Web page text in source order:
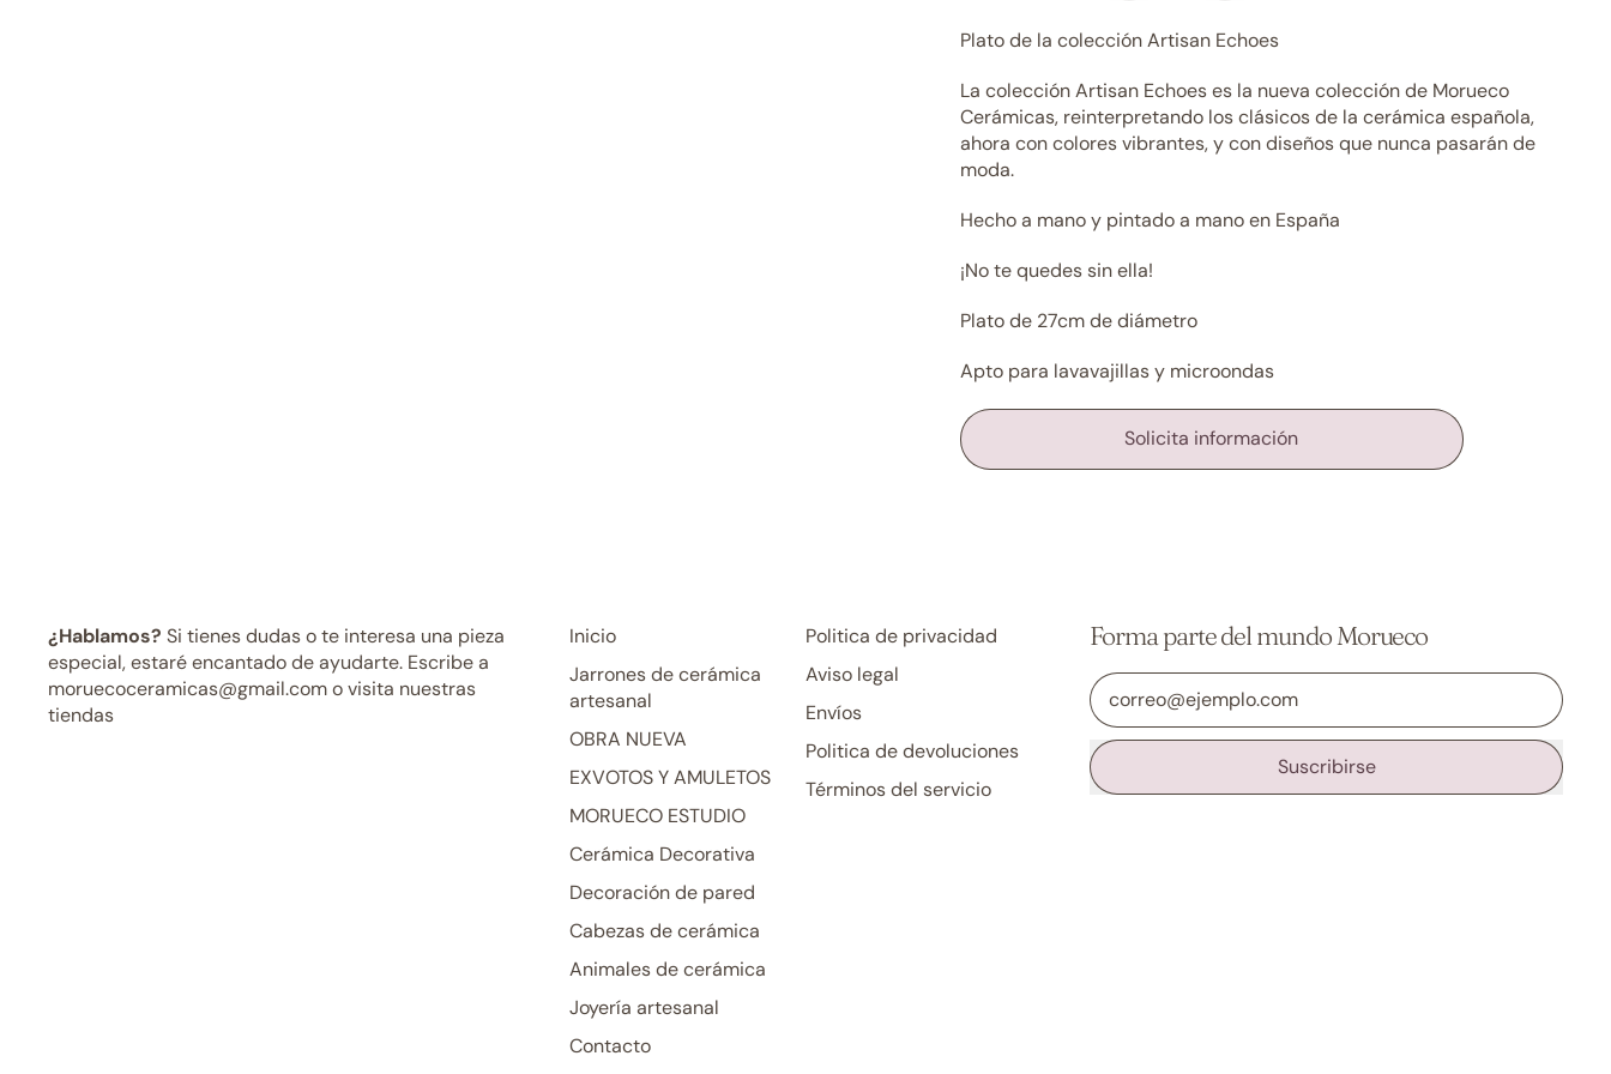
Plato de la colección Artisan Echoes
La colección Artisan Echoes es la nueva colección de Morueco
Cerámicas, reinterpretando los clásicos de la cerámica española,
ahora con colores vibrantes, y con diseños que nunca pasarán de
moda.
Hecho a mano y pintado a mano en España
¡No te quedes sin ella!
Plato de 27cm de diámetro
Apto para lavavajillas y microondas
Solicita información
¿Hablamos? Si tienes dudas o te interesa una pieza
especial, estaré encantado de ayudarte. Escribe a
moruecoceramicas@gmail.com o visita nuestras
tiendas
Inicio
Jarrones de cerámica
artesanal
OBRA NUEVA
EXVOTOS Y AMULETOS
MORUECO ESTUDIO
Cerámica Decorativa
Decoración de pared
Cabezas de cerámica
Animales de cerámica
Joyería artesanal
Contacto
Politica de privacidad
Aviso legal
Envíos
Politica de devoluciones
Términos del servicio
Forma parte del mundo Morueco
Dirección de correo electrónico
Suscribirse